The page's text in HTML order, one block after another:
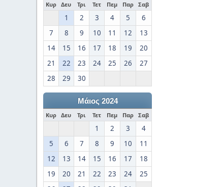
Κυρ Δευ Τρι Τετ Πεμ Παρ Σαβ
1 2 3 4 5
6
7
8 9 10 11 12
13
14
15 16 17 18 19
20
21
22 23 24 25 26
27
28
29 30
Μάιος 2024
Κυρ Δευ Τρι Τετ Πεμ Παρ Σαβ
1 2 3
4
5
6 7 8 9 10
11
12
13 14 15 16 17
18
19
20 21 22 23 24
25